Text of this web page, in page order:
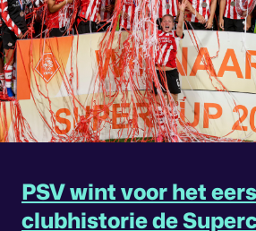
PSV wint voor het
clubhistorie de